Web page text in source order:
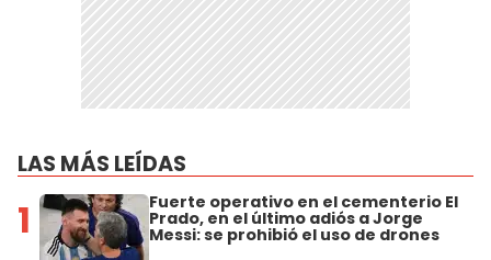
LAS MÁS LEÍDAS
1 Fuerte operativo en el cementerio El
Prado, en el último adiós a Jorge
Messi: se prohibió el uso de drones